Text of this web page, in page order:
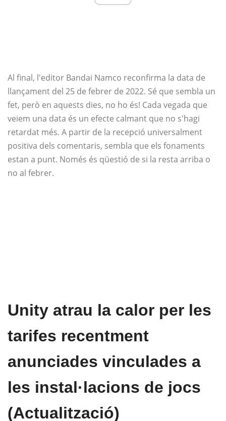
Al final, l'editor Bandai Namco reconfirma la data de
llançament del 25 de febrer de 2022. Sé que sembla un
fet, però en aquests dies, no ho és! Cada vegada que
veiem una data és un efecte calmant que no s'hagi
retardat més. A partir de la recepció universalment
positiva dels comentaris, sembla que els fonaments
estan a punt. Només és qüestió de si la resta arriba o
no al febrer.
Unity atrau la calor per les
tarifes recentment
anunciades vinculades a
les instal·lacions de jocs
(Actualització)